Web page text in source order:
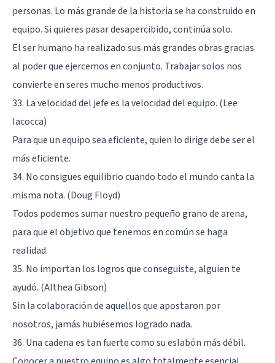
personas. Lo más grande de la historia se ha construido en
equipo. Si quieres pasar desapercibido, continúa solo.
El ser humano ha realizado sus más grandes obras gracias
al poder que ejercemos en conjunto. Trabajar solos nos
convierte en seres mucho menos productivos.
33. La velocidad del jefe es la velocidad del equipo. (Lee
Iacocca)
Para que un equipo sea eficiente, quien lo dirige debe ser el
más eficiente.
34. No consigues equilibrio cuando todo el mundo canta la
misma nota. (Doug Floyd)
Todos podemos sumar nuestro pequeño grano de arena,
para que el objetivo que tenemos en común se haga
realidad.
35. No importan los logros que conseguiste, alguien te
ayudó. (Althea Gibson)
Sin la colaboración de aquellos que apostaron por
nosotros, jamás hubiésemos logrado nada.
36. Una cadena es tan fuerte como su eslabón más débil.